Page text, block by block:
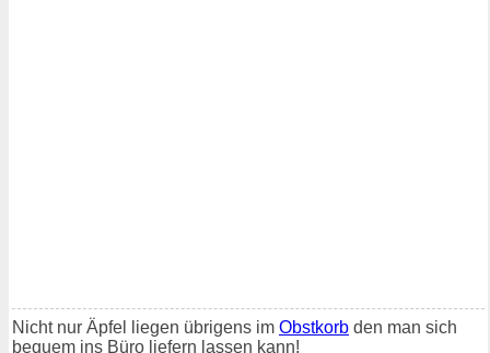
Nicht nur Äpfel liegen übrigens im Obstkorb den man sich
bequem ins Büro liefern lassen kann!